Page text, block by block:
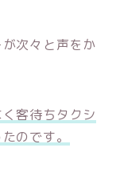
次々と声をか
客待ちタクシ
のです。